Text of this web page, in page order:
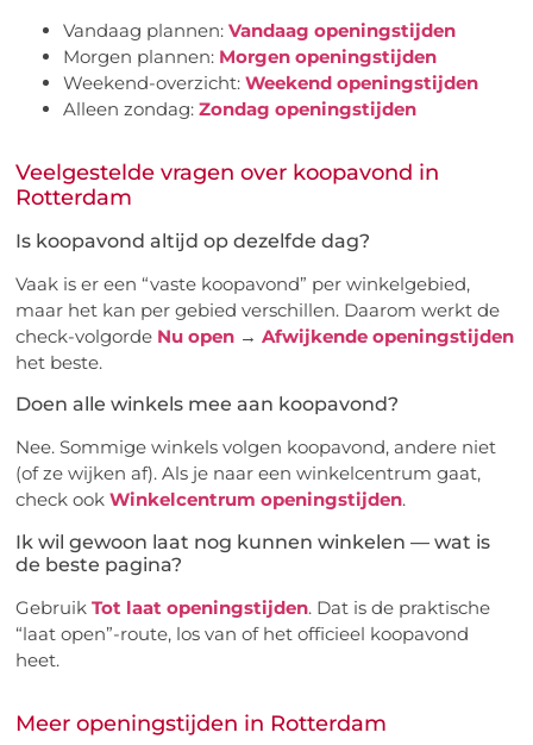
Vandaag plannen:Vandaag openingstijden
Morgen plannen: Morgen openingstijden
Weekend-overzicht:Weekend openingstijden
Alleen zondag:Zondag openingstijden
Veelgestelde vragen over koopavond in
Rotterdam
Is koopavond altijd op dezelfde dag?
Vaak is er een “vaste koopavond” per winkelgebied,
maar het kan per gebied verschillen. Daarom werkt de
check-volgorde Nu open →Afwijkende openingstijden
het beste.
Doen alle winkels mee aan koopavond?
Nee. Sommige winkels volgen koopavond, andere niet
(of ze wijken af). Als je naar een winkelcentrum gaat,
check ookWinkelcentrum openingstijden.
Ik wil gewoon laat nog kunnen winkelen — wat is
de beste pagina?
GebruikTot laat openingstijden. Dat is de praktische
“laat open”-route, los van of het officieel koopavond
heet.
Meer openingstijden in Rotterdam